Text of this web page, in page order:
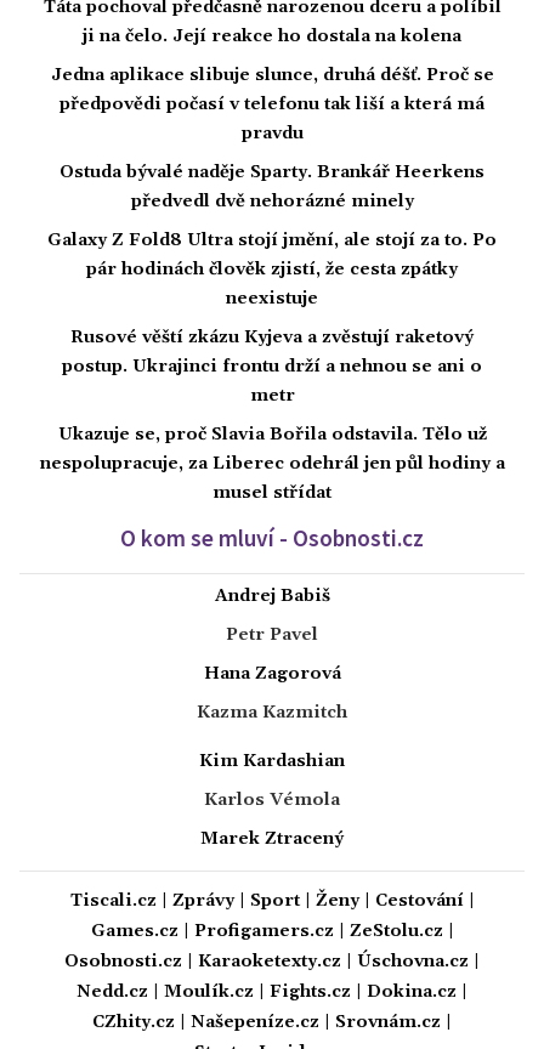
Táta pochoval předčasně narozenou dceru a políbil
ji na čelo. Její reakce ho dostala na kolena
Jedna aplikace slibuje slunce, druhá déšť. Proč se
předpovědi počasí v telefonu tak liší a která má
pravdu
Ostuda bývalé naděje Sparty. Brankář Heerkens
předvedl dvě nehorázné minely
Galaxy Z Fold8 Ultra stojí jmění, ale stojí za to. Po
pár hodinách člověk zjistí, že cesta zpátky
neexistuje
Rusové věští zkázu Kyjeva a zvěstují raketový
postup. Ukrajinci frontu drží a nehnou se ani o
metr
Ukazuje se, proč Slavia Bořila odstavila. Tělo už
nespolupracuje, za Liberec odehrál jen půl hodiny a
musel střídat
O kom se mluví - Osobnosti.cz
Andrej Babiš
Petr Pavel
Hana Zagorová
Kazma Kazmitch
Kim Kardashian
Karlos Vémola
Marek Ztracený
Tiscali.cz Zprávy| Sport| Ženy| Cestování|
Games.cz
Profigamers.cz ZeStolu.cz
Osobnosti.cz
Karaoketexty.cz Úschovna.cz
Nedd.cz
Moulík.cz Fights.cz Dokina.cz
CZhity.cz
Našepeníze.cz Srovnám.cz